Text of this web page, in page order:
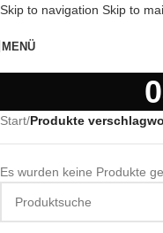
Skip to navigation Skip to
MENÜ
Start/Produkte
Es wurden keine Produkte